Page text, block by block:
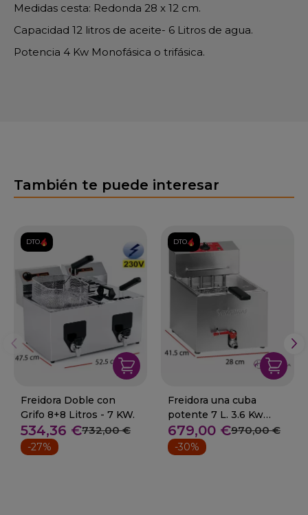
Medidas cesta: Redonda 28 x 12 cm.
Capacidad 12 litros de aceite- 6 Litros de agua.
Potencia 4 Kw Monofásica o trifásica.
También te puede interesar
DTO.
Freidora Doble con
Grifo 8+8 Litros - 7 KW.
534,36 €732,00 €
-27%
DTO.
Freidora una cuba
potente 7 L. 3.6 Kw
Valentine 03-TF-7
679,00 €970,00 €
-30%